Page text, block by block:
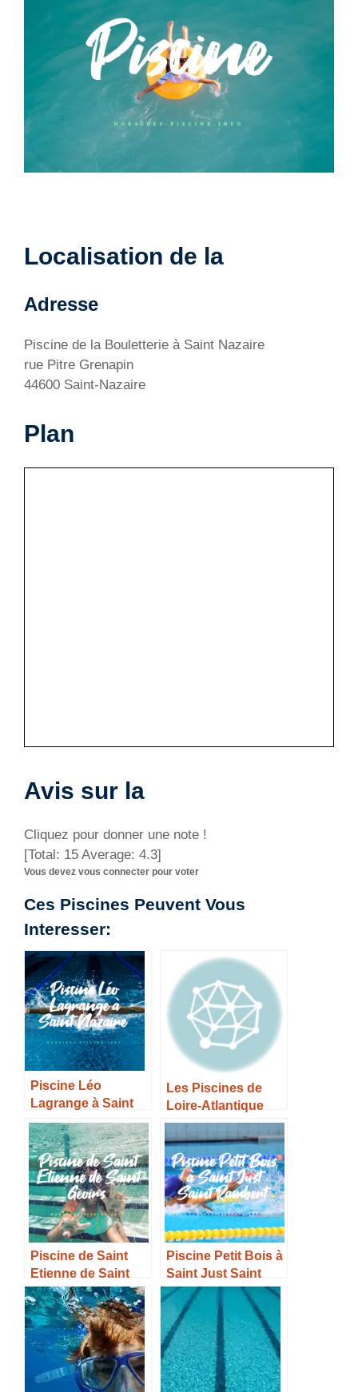
Localisation de la
Adresse
Piscine de la Bouletterie à Saint Nazaire
rue Pitre Grenapin
44600 Saint-Nazaire
Plan
Avis sur la
Cliquez pour donner une note !
[Total: 15 Average: 4.3]
Vous devez vous connecter pour voter
Ces Piscines Peuvent Vous
Interesser:
Piscine Léo
Lagrange à Saint
Nazaire – Horaires,
Tarifs et Infos –
Les Piscines de
Loire-Atlantique
Piscine de Saint
Etienne de Saint
Geoirs – Horaires,
Tarifs et Infos –
Piscine Petit Bois à
Saint Just Saint
Rambert –
Horaires, Tarifs et
Infos –